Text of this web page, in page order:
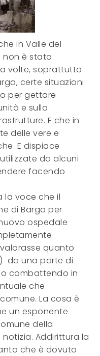
in Valle del
non è stato
volte, soprattutto
certe situazioni
per gettare
e sulla
E che in
delle vere e
E dispiace
da alcuni
facendo
la voce che il
di Barga per
ospedale
quanto
da una parte di
combattendo in
che
La cosa è
un esponente
della
Addirittura la
che è dovuto